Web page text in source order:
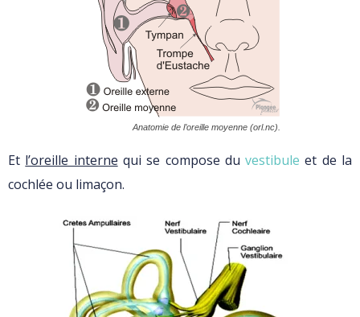
Anatomie de l’oreille moyenne (orl.nc).
Et l’oreille interne qui se compose duvestibule et de la
cochlée ou limaçon.